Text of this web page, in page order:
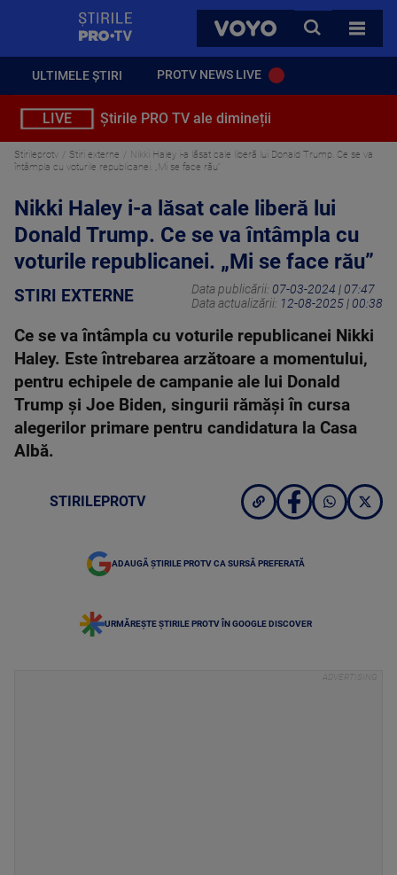
VOYO
CAUTA
TOATE
ULTIMELE ȘTIRI PROTV NEWS LIVE
LIVE Știrile PRO TV ale dimineții
Stirileprotv Stiri externe
Nikki Haley i-a lăsat cale liberă lui Donald Trump. Ce se va
întâmpla cu voturile republicanei. „Mi se face rău”
Nikki Haley i-a lăsat cale liberă lui
Donald Trump. Ce se va întâmpla cu
voturile republicanei. „Mi se face rău”
STIRI EXTERNE Data publicării: 07-03-2024 | 07:47
Data actualizării: 12-08-2025 | 00:38
Ce se va întâmpla cu voturile republicanei Nikki
Haley. Este întrebarea arzătoare a momentului,
pentru echipele de campanie ale lui Donald
Trump și Joe Biden, singurii rămăși în cursa
alegerilor primare pentru candidatura la Casa
Albă.
STIRILEPROTV
ADAUGĂ ȘTIRILE PROTV CA SURSĂ PREFERATĂ
URMĂREȘTE ȘTIRILE PROTV ÎN GOOGLE DISCOVER